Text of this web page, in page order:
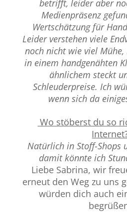
betrifft, leider aber
Medienpräsenz
Wertschätzung für
Leider verstehen viele
noch nicht wie viel
in einem handgenähten
ähnlichem steckt
Schleuderpreise. Ich
wenn sich da
Wo stöberst du so
Natürlich in Stoff-Shops
damit könnte ich
Liebe Sabrina, wir
erneut den Weg zu uns
würden dich auch